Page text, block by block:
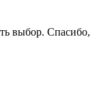
выбор. Спасибо,